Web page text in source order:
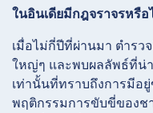
ในอินเดียมีกฎจราจรหรือ
เมื่อไม่กี่ปีที่ผ่านมา ตำรว
ใหญ่ๆ และพบผลลัพธ์ที่น่
เท่านั้นที่ทราบถึงการมีอ
พฤติกรรมการขับขี่ของช